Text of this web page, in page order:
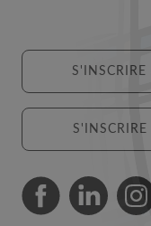
S'INSCRIRE
S'INSCRIRE